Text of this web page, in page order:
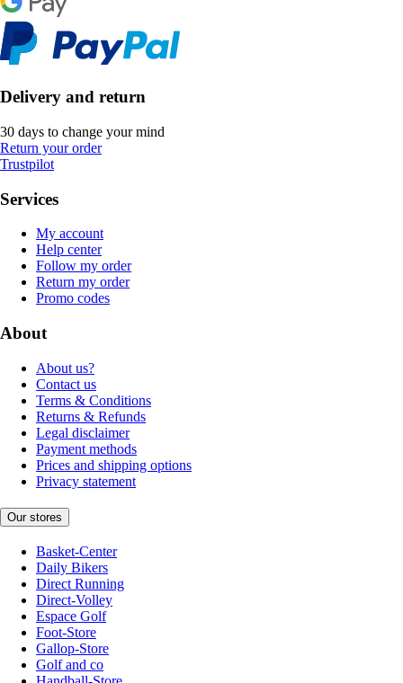
Delivery and return
30 days to change your mind
Return your order
Trustpilot
Services
My account
Help center
Follow my order
Return my order
Promo codes
About
About us?
Contact us
Terms & Conditions
Returns & Refunds
Legal disclaimer
Payment methods
Prices and shipping options
Privacy statement
Our stores
Basket-Center
Daily Bikers
Direct Running
Direct-Volley
Espace Golf
Foot-Store
Gallop-Store
Golf and co